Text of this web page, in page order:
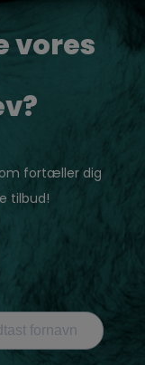
vores
fortæller dig
tilbud!